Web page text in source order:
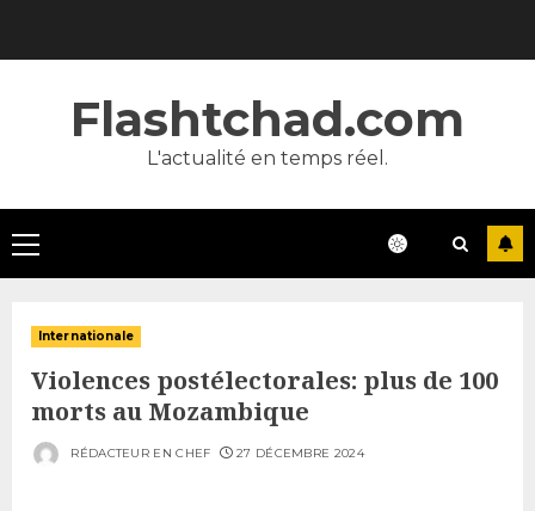
Flashtchad.com
L'actualité en temps réel.
Primary
Menu
Internationale
Violences postélectorales: plus de 100
morts au Mozambique
RÉDACTEUR EN CHEF 27 DÉCEMBRE 2024